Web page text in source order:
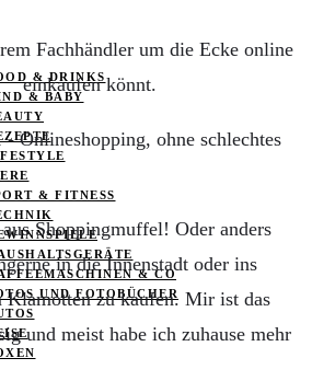
& DRINKS
& BABY
& FITNESS
& CO
UND FOTOBÜCHER
Fachhändler um die Ecke online
einkaufen könnt.
Shoppingmuffel! Oder anders
in die Innenstadt oder ins
Klamotten zu kaufen. Mir ist das
und meist habe ich zuhause mehr